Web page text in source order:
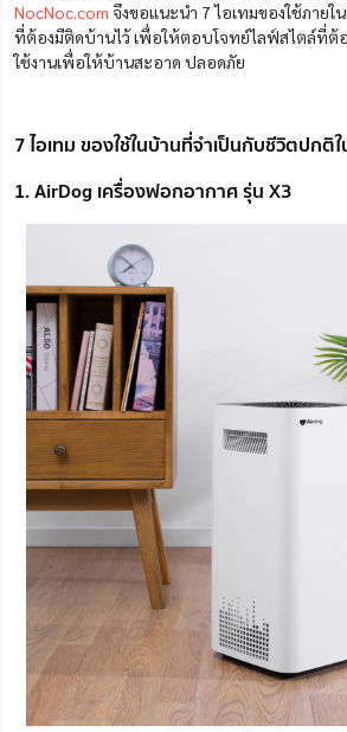
NocNoc.com จึงขอแนะนำ 7 ไอเทมของใช้ภายใ
ที่ต้องมีติดบ้านไว้ เพื่อให้ตอบโจทย์ไลฟ์สไตล์ที่ต้
ใช้งานเพื่อให้บ้านสะอาด ปลอดภัย
7 ไอเทม ของใช้ในบ้านที่จำเป็นกับชีวิตปกติ
1. AirDog เครื่องฟอกอากาศ รุ่น X3